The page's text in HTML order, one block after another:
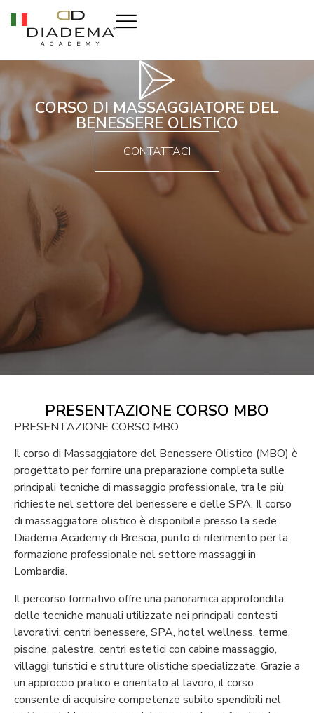
CORSO DI MASSAGGIATORE DEL
BENESSERE OLISTICO
CONTATTACI
PRESENTAZIONE CORSO MBO
PRESENTAZIONE CORSO MBO
Il corso di Massaggiatore del Benessere Olistico (MBO) è
progettato per fornire una preparazione completa sulle
principali tecniche di massaggio professionale, tra le più
richieste nel settore del benessere e delle SPA. Il corso
di massaggiatore olistico è disponibile presso la sede
Diadema Academy di Brescia, punto di riferimento per la
formazione professionale nel settore massaggi in
Lombardia.
Il percorso formativo offre una panoramica approfondita
delle tecniche manuali utilizzate nei principali contesti
lavorativi: centri benessere, SPA, hotel wellness, terme,
piscine, palestre, centri estetici con cabine massaggio,
villaggi turistici e strutture olistiche specializzate. Grazie a
un approccio pratico e orientato al lavoro, il corso
consente di acquisire competenze subito spendibili nel